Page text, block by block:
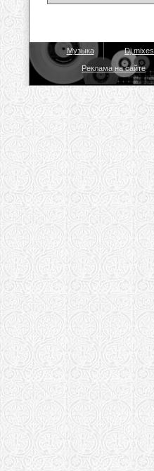
Музыка Dj mixes
Реклама на сайте